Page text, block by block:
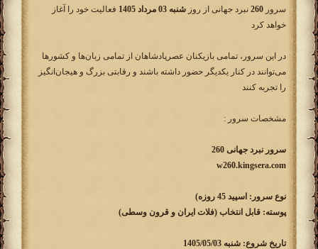
سرور 260 نبرد جهانی از روز شنبه 03 مرداد 1405
فعالیت خود را آغاز
خواهد کرد
در این سرور، تمامی بازیکنان عصرپادشاهان از تمامی زبان‌ها و کشورها
می‌توانند در کنار یکدیگر حضور داشته باشند و رقابتی بزرگ و هیجان‌انگیز
را تجربه کنند
مشخصات سرور :
سرور نبرد جهانی 260
w260.kingsera.com
نوع سرور: اسپید 45 روزه)
پوسته: قابل انتخاب (فلات ایران و قرون وسطی)
تاریخ شروع: شنبه 1405/05/03